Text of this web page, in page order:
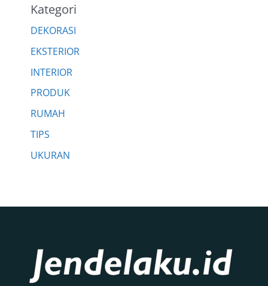
Kategori
DEKORASI
EKSTERIOR
INTERIOR
PRODUK
RUMAH
TIPS
UKURAN